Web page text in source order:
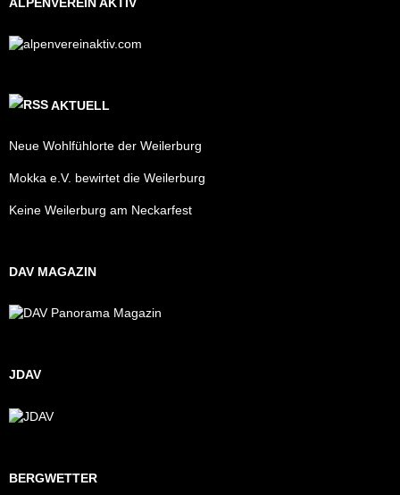
AKTUELL
Neue Wohlfühlorte der Weilerburg
Mokka e.V. bewirtet die Weilerburg
Keine Weilerburg am Neckarfest
DAV MAGAZIN
JDAV
BERGWETTER